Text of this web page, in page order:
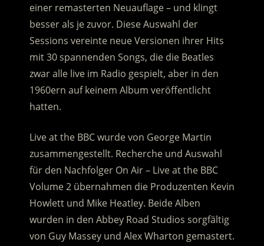
einer remasterten Neuauflage – und klingt
besser als je zuvor. Diese Auswahl der
Sessions vereinte neue Versionen ihrer Hits
mit 30 spannenden Songs, die die Beatles
zwar alle live im Radio gespielt, aber in den
1960ern auf keinem Album veröffentlicht
hatten.
Live at the BBC wurde von George Martin
zusammengestellt. Recherche und Auswahl
für den Nachfolger On Air – Live at the BBC
Volume 2 übernahmen die Produzenten Kevin
Howlett und Mike Heatley. Beide Alben
wurden in den Abbey Road Studios sorgfältig
von Guy Massey und Alex Wharton gemastert.